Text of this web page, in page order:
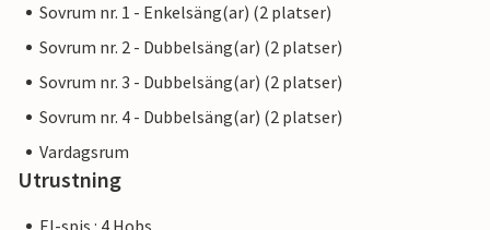
Sovrum nr. 1 - Enkelsäng(ar) (2 platser)
Sovrum nr. 2 - Dubbelsäng(ar) (2 platser)
Sovrum nr. 3 - Dubbelsäng(ar) (2 platser)
Sovrum nr. 4 - Dubbelsäng(ar) (2 platser)
Vardagsrum
Utrustning
El-spis : 4 Hobs